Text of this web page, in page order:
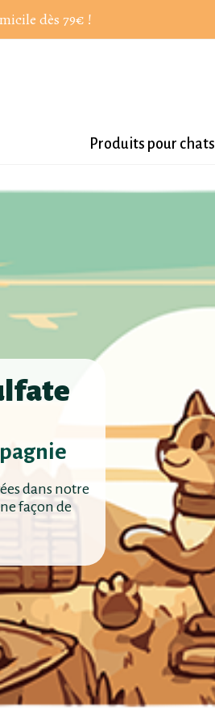
dès 79€ !
Produits pour chats
dans notre
façon de